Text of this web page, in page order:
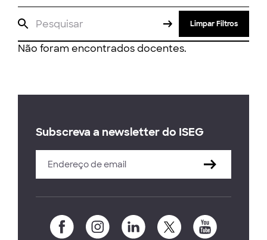
Limpar Filtros
Não foram encontrados docentes.
Subscreva a newsletter do ISEG